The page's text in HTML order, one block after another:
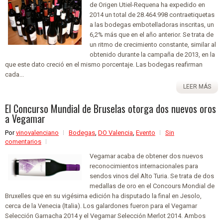
de Origen Utiel-Requena ha expedido en
2014 un total de 28.464.998 contraetiquetas
a las bodegas embotelladoras inscritas, un
6,2% más que en el año anterior. Se trata de
un ritmo de crecimiento constante, similar al
obtenido durante la campaña de 2013, en la
que este dato creció en el mismo porcentaje. Las bodegas reafirman
cada...
LEER MÁS
El Concurso Mundial de Bruselas otorga dos nuevos oros
a Vegamar
Porvinovalenciano Bodegas DO Valencia Evento
Sin
comentarios
Vegamar acaba de obtener dos nuevos
reconocimientos internacionales para
sendos vinos del Alto Turia. Se trata de dos
medallas de oro en el Concours Mondial de
Bruxelles que en su vigésima edición ha disputado la final en Jesolo,
cerca de la Venecia (Italia). Los galardones fueron para el Vegamar
Selección Garnacha 2014 y el Vegamar Selección Merlot 2014. Ambos